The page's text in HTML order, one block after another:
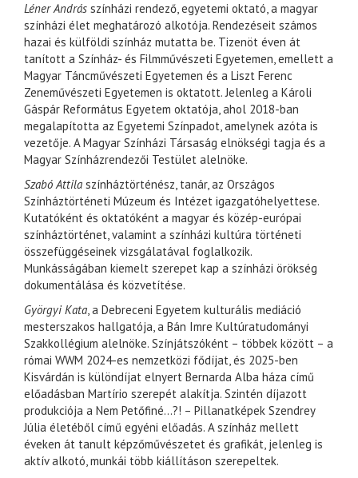
Léner András színházi rendező, egyetemi oktató, a magyar
színházi élet meghatározó alkotója. Rendezéseit számos
hazai és külföldi színház mutatta be. Tizenöt éven át
tanított a Színház- és Filmművészeti Egyetemen, emellett a
Magyar Táncművészeti Egyetemen és a Liszt Ferenc
Zeneművészeti Egyetemen is oktatott. Jelenleg a Károli
Gáspár Református Egyetem oktatója, ahol 2018-ban
megalapította az Egyetemi Színpadot, amelynek azóta is
vezetője. A Magyar Színházi Társaság elnökségi tagja és a
Magyar Színházrendezői Testület alelnöke.
Szabó Attila színháztörténész, tanár, az Országos
Színháztörténeti Múzeum és Intézet igazgatóhelyettese.
Kutatóként és oktatóként a magyar és közép-európai
színháztörténet, valamint a színházi kultúra történeti
összefüggéseinek vizsgálatával foglalkozik.
Munkásságában kiemelt szerepet kap a színházi örökség
dokumentálása és közvetítése.
Györgyi Kata, a Debreceni Egyetem kulturális mediáció
mesterszakos hallgatója, a Bán Imre Kultúratudományi
Szakkollégium alelnöke. Színjátszóként – többek között – a
római WWM 2024-es nemzetközi fődíjat, és 2025-ben
Kisvárdán is különdíjat elnyert Bernarda Alba háza című
előadásban Martírio szerepét alakítja. Szintén díjazott
produkciója a Nem Petőfiné...?! – Pillanatképek Szendrey
Júlia életéből című egyéni előadás. A színház mellett
éveken át tanult képzőművészetet és grafikát, jelenleg is
aktív alkotó, munkái több kiállításon szerepeltek.